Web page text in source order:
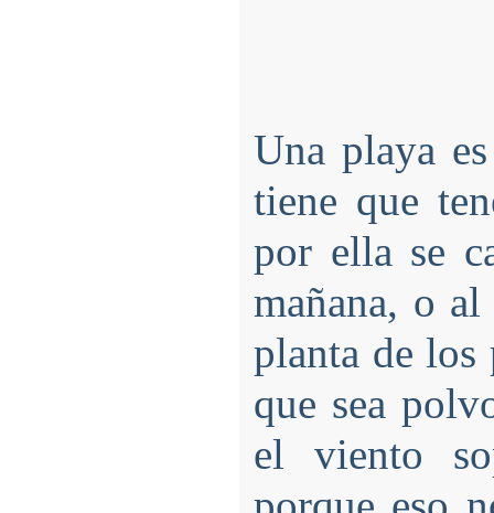
Una playa
tiene que
por ella se
mañana, o
planta de los
que sea
el viento